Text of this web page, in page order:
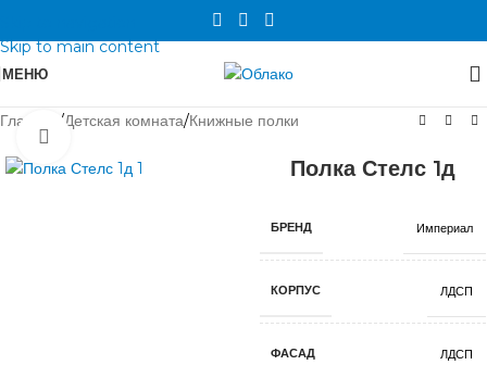
Skip to main content
МЕНЮ
Главная /Детская комната/Книжные полки
Полка Стелс 1д
БРЕНД Империал
КОРПУС ЛДСП
ФАСАД ЛДСП